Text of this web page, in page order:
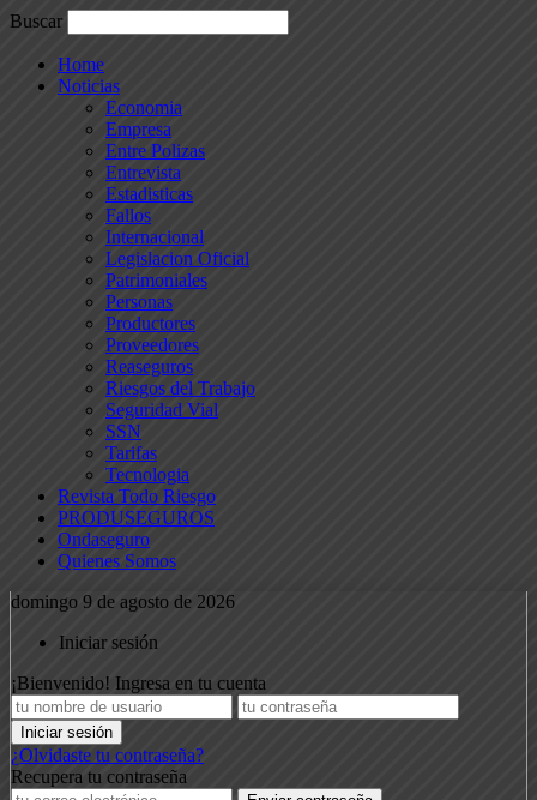
Buscar
Home
Noticias
Economia
Empresa
Entre Polizas
Entrevista
Estadisticas
Fallos
Internacional
Legislacion Oficial
Patrimoniales
Personas
Productores
Proveedores
Reaseguros
Riesgos del Trabajo
Seguridad Vial
SSN
Tarifas
Tecnologia
Revista Todo Riesgo
PRODUSEGUROS
Ondaseguro
Quienes Somos
domingo 9 de agosto de 2026
Iniciar sesión
¡Bienvenido! Ingresa en tu cuenta
¿Olvidaste tu contraseña?
Recupera tu contraseña